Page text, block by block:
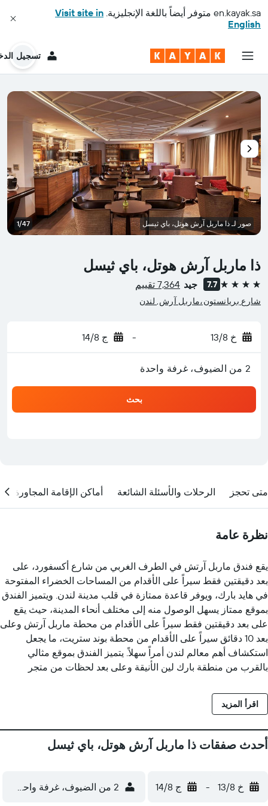
en.kayak.sa متوفر أيضاً باللغة الإنجليزية. Visit site in
English
تسجيل
ذا ماربل آرش هوتل، باي ثيسل
4 نجوم 7.7 جيد 7,364 تقييم
شارع بريانستون،ماربل آرش, لندن
خ 13/8 - ج 14/8
2 من الضيوف، غرفة واحدة
بحث
صور لـ ذا ماربل آرش هوتل، باي ثيسل 1/47
متى تحجز الرحلات والأسئلة الشائعة أماكن الإقامة المجاورة
نظرة عامة
يقع فندق ماربل آرتش في الطرف الغربي من شارع أكسفورد، على
بعد دقيقتين فقط سيراً على الأقدام من المساحات الخضراء المفتوحة
في هايد بارك، ويوفر قاعدة ممتازة في قلب مدينة لندن. ويتميز الفندق
بموقع ممتاز يسهل الوصول منه إلى مختلف أنحاء المدينة، حيث يقع
على بعد دقيقتين فقط سيراً على الأقدام من محطة ماربل آرتش وعلى
بعد 10 دقائق سيراً على الأقدام من محطة بوند ستريت، ما يجعل
استكشاف أهم معالم لندن أمراً سهلاً. يتميز الفندق بموقع مثالي
بالقرب من منطقة بارك لين الأنيقة وعلى بعد لحظات من متجر
خوض أفضل تجارب التسوق وتناول الطعام ومشاهدة المعالم السياحية
في لندن. يستوحي الفندق تصميمه من موقعه الساحر، ويرحب
منعشة مصممة لمساعدتك على خوض مغامرتك في لندن. وتحتوي كل
غرفة على سرير أنيق ومريح للغاية من ماركة Hypnos لتنعم بنوم
للضيوف الاستمتاع بمرافق إعداد الشاي والقهوة، ومياه معبأة مجانية
ولوازم استحمام، وخدمة واي فاي سريعة ومجانية وغير محدودة،
اقرأ المزيد
أحدث صفقات ذا ماربل آرش هوتل، باي ثيسل
خ 13/8 - ج 14/8 2 من الضيوف، غرفة واحدة